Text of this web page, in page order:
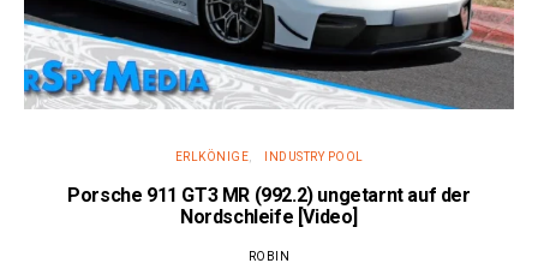
ERLKÖNIGE INDUSTRY POOL
Porsche 911 GT3 MR (992.2) ungetarnt auf der
Nordschleife [Video]
ROBIN